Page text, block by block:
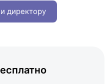
директору